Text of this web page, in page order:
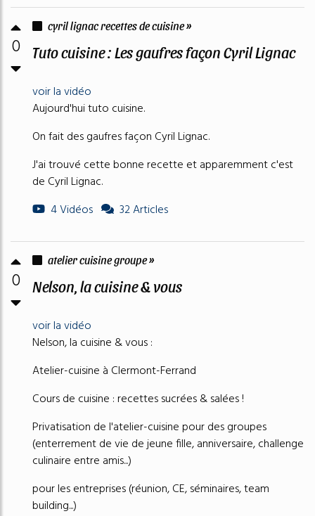
0
cyril lignac recettes de cuisine »
Tuto cuisine : Les gaufres façon Cyril Lignac
voir la vidéo
Aujourd'hui tuto cuisine.
On fait des gaufres façon Cyril Lignac.
J'ai trouvé cette bonne recette et apparemment c'est
de Cyril Lignac.
4 Vidéos
32 Articles
0
atelier cuisine groupe »
Nelson, la cuisine & vous
voir la vidéo
Nelson, la cuisine & vous :
Atelier-cuisine à Clermont-Ferrand
Cours de cuisine : recettes sucrées & salées !
Privatisation de l'atelier-cuisine pour des groupes
(enterrement de vie de jeune fille, anniversaire, challenge
culinaire entre amis...)
pour les entreprises (réunion, CE, séminaires, team
building...)